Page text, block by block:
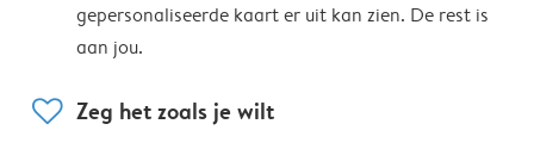
gepersonaliseerde kaart er uit kan zien. De rest is
aan jou.
heart Zeg het zoals je wilt